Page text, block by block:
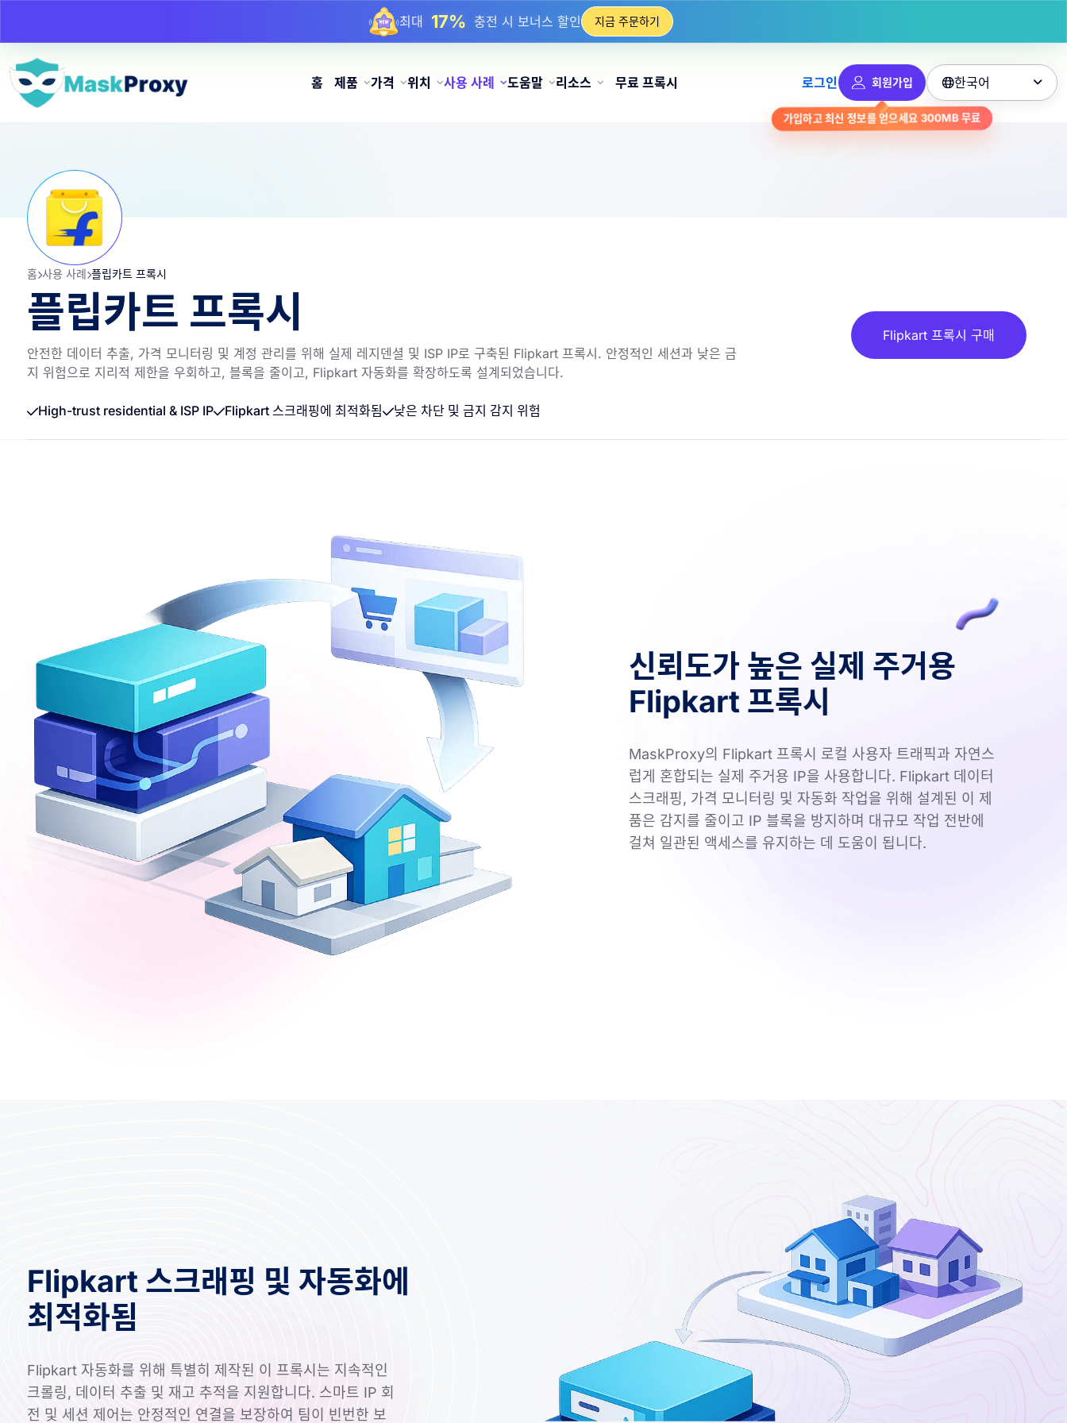
최대25%정적 IP 구매 할인
최대81%순환 IP 구매 할인
지금 주문하기
홈 제품 가격 위치 사용 사례 도움말 리소스 무료 프록시 로그인 회원가입
가입하고 최신 정보를 얻으세요 300MB무료
한국어 
홈 사용 사례 플립카트 프록시
플립카트 프록시
안전한 데이터 추출, 가격 모니터링 및 계정 관리를 위해 실제 레지덴셜 및 ISP IP로 구축된 Flipkart 프록시. 안정적인 세션과 낮은 금
지 위험으로 지리적 제한을 우회하고, 블록을 줄이고, Flipkart 자동화를 확장하도록 설계되었습니다.
Flipkart 프록시 구매
High-trust residential & ISP IP Flipkart 스크래핑에 최적화됨 낮은 차단 및 금지 감지 위험
신뢰도가 높은 실제 주거용
Flipkart 프록시
MaskProxy의 Flipkart 프록시 로컬 사용자 트래픽과 자연스
럽게 혼합되는 실제 주거용 IP을 사용합니다. Flipkart 데이터
스크래핑, 가격 모니터링 및 자동화 작업을 위해 설계된 이 제
품은 감지를 줄이고 IP 블록을 방지하며 대규모 작업 전반에
걸쳐 일관된 액세스를 유지하는 데 도움이 됩니다.
Flipkart 스크래핑 및 자동화에
최적화됨
Flipkart 자동화를 위해 특별히 제작된 이 프록시는 지속적인
크롤링, 데이터 추출 및 재고 추적을 지원합니다. 스마트 IP 회
전 및 세션 제어는 안정적인 연결을 보장하여 팀이 빈번한 보